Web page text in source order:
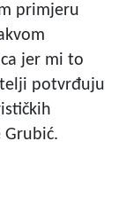
primjeru
jer mi to
potvrđuju